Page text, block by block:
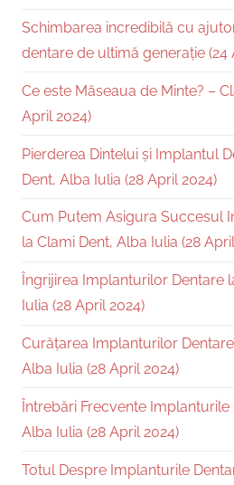
Schimbarea incredibilă cu
dentare de ultimă generație (24
Ce este Măseaua de Minte? –
April 2024)
Pierderea Dintelui și Implantul
Dent, Alba Iulia (28 April 2024)
Cum Putem Asigura Succesul
la Clami Dent, Alba Iulia (28
Îngrijirea Implanturilor Dentare
Iulia (28 April 2024)
Curățarea Implanturilor
Alba Iulia (28 April 2024)
Întrebări Frecvente Implanturile
Alba Iulia (28 April 2024)
Totul Despre Implanturile